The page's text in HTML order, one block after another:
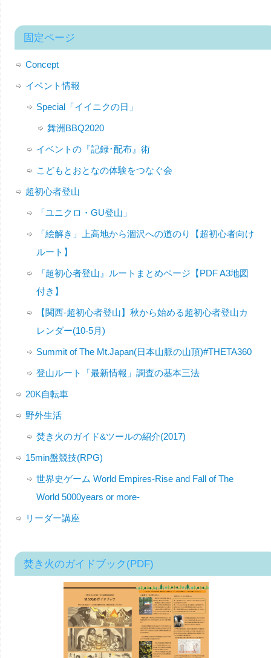
固定ページ
Concept
イベント情報
Special「イイニクの日」
舞洲BBQ2020
イベントの『記録･配布』術
こどもとおとなの体験をつなぐ会
超初心者登山
「ユニクロ・GU登山」
「絵解き」上高地から涸沢への道のり【超初心者向け
ルート】
『超初心者登山』ルートまとめページ【PDF A3地図
付き】
【関西-超初心者登山】秋から始める超初心者登山カ
レンダー(10-5月)
Summit of The Mt.Japan(日本山脈の山頂)#THETA360
登山ルート「最新情報」調査の基本三法
20K自転車
野外生活
焚き火のガイド&ツールの紹介(2017)
15min盤競技(RPG)
世界史ゲーム World Empires-Rise and Fall of The
World 5000years or more-
リーダー講座
焚き火のガイドブック(PDF)